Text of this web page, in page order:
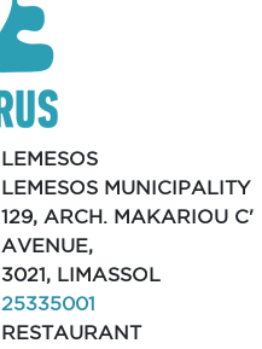
LEMESOS
LEMESOS MUNICIPALITY
129, ARCH. MAKARIOU C'
AVENUE,
3021, LIMASSOL
25335001
RESTAURANT